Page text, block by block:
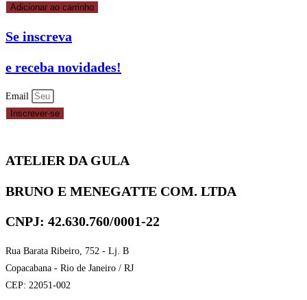
FLOR
BC109
83-
5109
CELEBRATE
Adicionar ao carrinho
Se inscreva
e receba novidades!
Email
Inscrever-se
ATELIER DA GULA
BRUNO E MENEGATTE COM. LTDA
CNPJ: 42.630.760/0001-22
Rua Barata Ribeiro, 752 - Lj. B
Copacabana - Rio de Janeiro / RJ
CEP: 22051-002